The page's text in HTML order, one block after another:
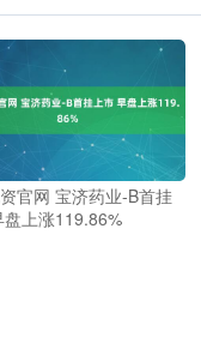
官网 宝济药业-B首挂
上涨119.86%